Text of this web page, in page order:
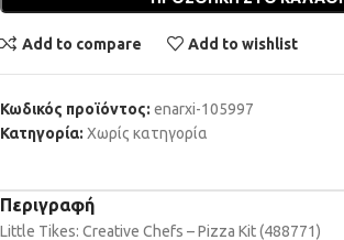
Add to compare Add to wishlist
Κωδικός προϊόντος: enarxi-105997
Κατηγορία: Χωρίς κατηγορία
Περιγραφή
Little Tikes: Creative Chefs – Pizza Kit (488771)